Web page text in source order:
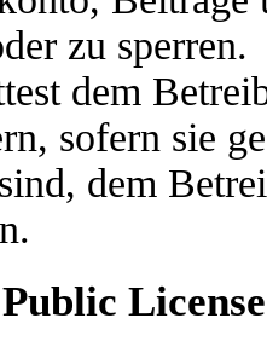
zu sperren.
dem
sofern sie
dem
License